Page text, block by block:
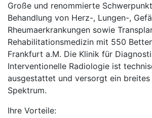
Große und renommierte
Behandlung von Herz-, Lungen-,
Rheumaerkrankungen sowie
Rehabilitationsmedizin mit 550
Frankfurt a.M. Die Klinik für
Interventionelle Radiologie ist
ausgestattet und versorgt ein
Spektrum.
Ihre Vorteile: